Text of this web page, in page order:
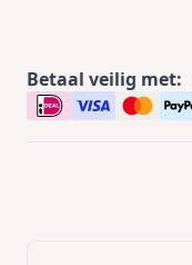
Betaal veilig met: